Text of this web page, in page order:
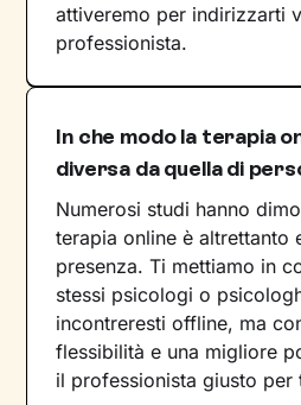
attiveremo per indirizzarti
professionista.
In che modo la terapia
diversa da quella di
Numerosi studi hanno
terapia online è altrettanto
presenza. Ti mettiamo in
stessi psicologi o
incontreresti offline, ma
flessibilità e una migliore
il professionista giusto per